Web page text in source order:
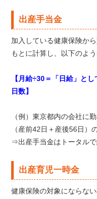
出産手当金
加入している健康保険か
もとに計算し、以下のよう
【月給÷30＝「日給」と
日数】
（例）東京都内の会社に
（産前42日＋産後56日）
⇒出産手当金はトータル
出産育児一時金
健康保険の対象にならな